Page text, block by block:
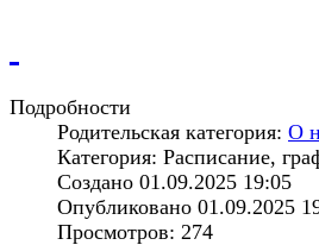
Подробности
Родительская категория: О
Категория: Расписание,
Создано 01.09.2025 19:05
Опубликовано 01.09.2025
Просмотров: 274